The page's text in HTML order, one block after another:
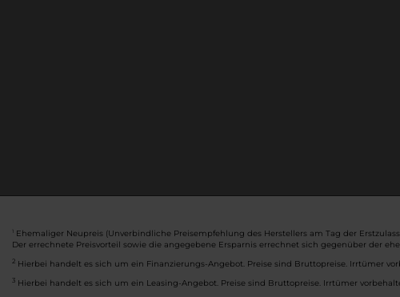
1 Ehemaliger Neupreis (Unverbindliche Preisempfehlung des Herstellers am Tag der
Der errechnete Preisvorteil sowie die angegebene Ersparnis errechnet sich gegenüber der
2 Hierbei handelt es sich um ein Finanzierungs-Angebot. Preise sind Bruttopreise. Irrtümer
3 Hierbei handelt es sich um ein Leasing-Angebot. Preise sind Bruttopreise. Irrtümer